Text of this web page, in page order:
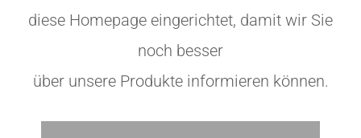
diese Homepage eingerichtet, damit wir Sie
noch besser
über unsere Produkte informieren können.